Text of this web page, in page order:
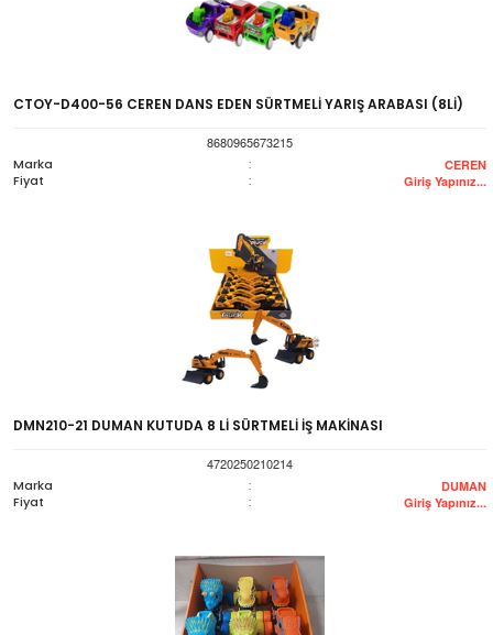
CTOY-D400-56 CEREN DANS EDEN SÜRTMELİ YARIŞ ARABASI (8Lİ)
8680965673215
Marka
: CEREN
Fiyat : Giriş Yapınız...
DMN210-21 DUMAN KUTUDA 8 Lİ SÜRTMELİ İŞ MAKİNASI
4720250210214
Marka
: DUMAN
Fiyat : Giriş Yapınız...